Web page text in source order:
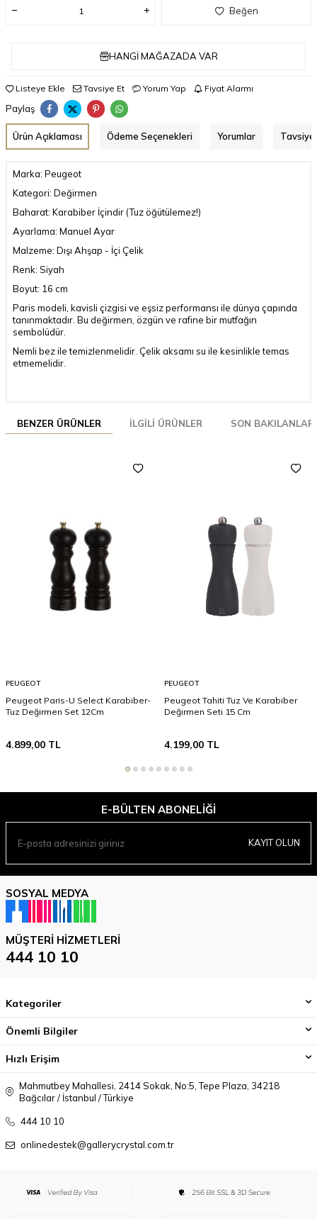
Beğen
HANGI MAĞAZADA VAR
Listeye Ekle Tavsiye Et Yorum Yap Fiyat Alarmı
Paylaş
Ürün Açıklaması Ödeme Seçenekleri Yorumlar Tavsiye
Marka: Peugeot
Kategori: Değirmen
Baharat: Karabiber İçindir (Tuz öğütülemez!)
Ayarlama: Manuel Ayar
Malzeme: Dışı Ahşap - İçi Çelik
Renk: Siyah
Boyut: 16 cm
Paris modeli, kavisli çizgisi ve eşsiz performansı ile dünya çapında
tanınmaktadır. Bu değirmen, özgün ve rafine bir mutfağın
sembolüdür.
Nemli bez ile temizlenmelidir. Çelik aksamı su ile kesinlikle temas
etmemelidir.
BENZER ÜRÜNLER İLGILI ÜRÜNLER SON BAKILANLAR
PEUGEOT
Peugeot Paris-U Select Karabiber-
Tuz Değirmen Set 12Cm
4.899,00 TL
PEUGEOT
Peugeot Tahiti Tuz Ve Karabiber
Değirmen Seti 15 Cm
4.199,00TL
E-BÜLTEN ABONELIĞI
KAYIT OLUN
SOSYAL MEDYA
MÜŞTERI HIZMETLERI
444 10 10
Kategoriler
Önemli Bilgiler
Hızlı Erişim
Mahmutbey Mahallesi, 2414 Sokak, No:5, Tepe Plaza, 34218
Bağcılar / İstanbul / Türkiye
444 10 10
onlinedestek@gallerycrystal.com.tr